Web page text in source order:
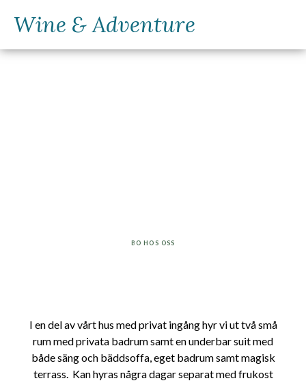
Wine & Adventure
BO HOS OSS
I en del av vårt hus med privat ingång hyr vi ut två små
rum med privata badrum samt en underbar suit med
både säng och bäddsoffa, eget badrum samt magisk
terrass. Kan hyras några dagar separat med frukost